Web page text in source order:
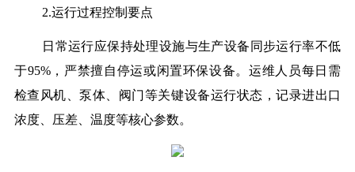
2.运行过程控制要点
日常运行应保持处理设施与生产设备同步运行率不低
于95%，严禁擅自停运或闲置环保设备。运维人员每日需
检查风机、泵体、阀门等关键设备运行状态，记录进出口
浓度、压差、温度等核心参数。